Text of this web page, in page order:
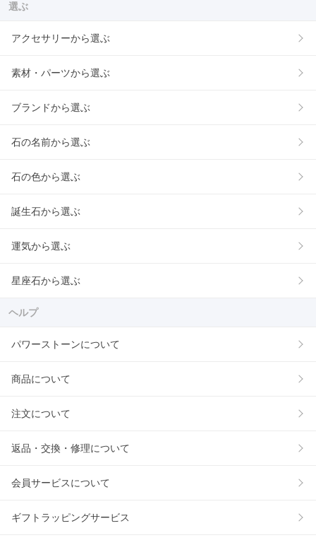
選ぶ
アクセサリーから選ぶ
素材・パーツから選ぶ
ブランドから選ぶ
石の名前から選ぶ
石の色から選ぶ
誕生石から選ぶ
運気から選ぶ
星座石から選ぶ
ヘルプ
パワーストーンについて
商品について
注文について
返品・交換・修理について
会員サービスについて
ギフトラッピングサービス